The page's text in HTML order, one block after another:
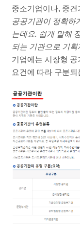
중소기업이나, 중
공공기관이 정확하
는데요. 쉽게 말해
되는 기관으로 기
기업에는 시장형
요건에 따라 구분